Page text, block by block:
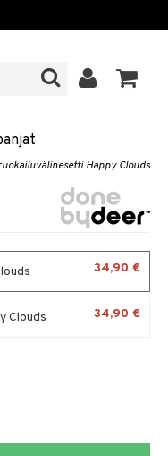
Happy Clouds
34,90 €
Clouds 34,90 €